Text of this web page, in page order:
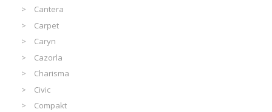
Cantera
Carpet
Caryn
Cazorla
Charisma
Civic
Compakt